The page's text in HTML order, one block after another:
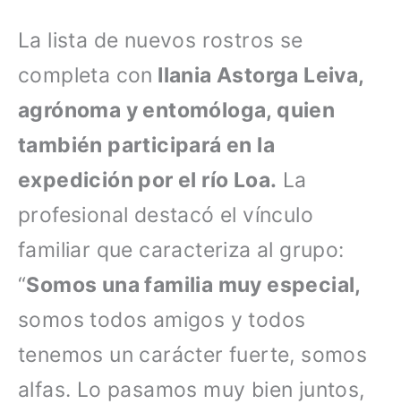
La lista de nuevos rostros se
completa con Ilania Astorga Leiva,
agrónoma y entomóloga, quien
también participará en la
expedición por el río Loa. La
profesional destacó el vínculo
familiar que caracteriza al grupo:
“Somos una familia muy especial,
somos todos amigos y todos
tenemos un carácter fuerte, somos
alfas. Lo pasamos muy bien juntos,